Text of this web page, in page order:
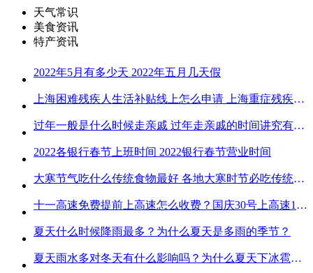
天气常识
美食资讯
特产资讯
2022年5月有多少天 2022年五月几天假
上海困难残疾人生活补贴线上怎么申请 上海重症残疾人护理补贴线上申请流程
过年一般是什么时候走亲戚 过年走亲戚的时间讲究有哪些
2022各银行春节上班时间 2022银行春节营业时间
大寒节气吃什么传统食物最好 各地大寒时节必吃传统美食
十一高速免费提前上高速怎么收费？国庆30号上高速1号下高速免费吗？
夏天什么时候降雨最多？为什么夏天是多雨的季节？
夏天雨水多对冬天有什么影响吗？为什么夏天下冰雹而冬天不下冰雹